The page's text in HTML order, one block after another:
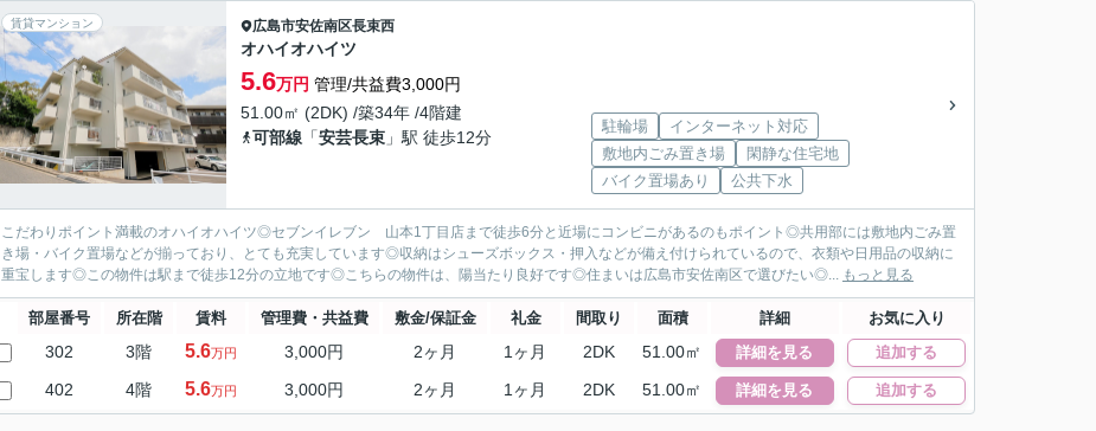
賃貸マンション 広島市安佐南区長束西
オハイオハイツ
5.6万円 管理/共益費3,000円
51.00㎡ (2DK) /築34年 /4階建
可部線 「安芸長束 」駅 徒歩12分
駐輪場
インターネット対応
敷地内ごみ置き場
閑静な住宅地
バイク置場あり
公共下水
こだわりポイント満載のオハイオハイツ◎セブンイレブン 山本1丁目店まで徒歩6分と近場にコンビニがあるのもポイント◎共用部には敷地内ごみ置
き場・バイク置場などが揃っており、とても充実しています◎収納はシューズボックス・押入などが備え付けられているので、衣類や日用品の収納に
重宝します◎この物件は駅まで徒歩12分の立地です◎こちらの物件は、陽当たり良好です◎住まいは広島市安佐南区で選びたい◎... もっと見る
部屋番号 所在階 賃料 管理費・共益費 敷金/保証金 礼金 間取り 面積 詳細 お気に入り
302 3階 5.6万円 3,000円 2ヶ月 1ヶ月 2DK 51.00㎡ 詳細を見る 追加する
402 4階 5.6万円 3,000円 2ヶ月 1ヶ月 2DK 51.00㎡ 詳細を見る 追加する